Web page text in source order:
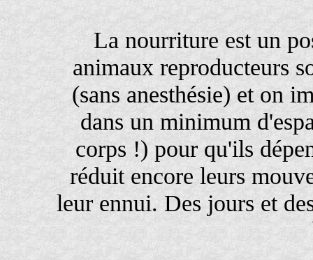
La nourriture est un
animaux reproducteurs
(sans anesthésie) et on
dans un minimum
corps !) pour qu'ils
réduit encore leurs
leur ennui. Des jours et